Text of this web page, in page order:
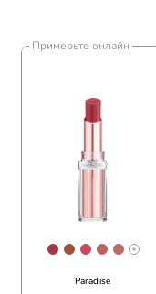
Примерьте онлайн
[Color]: #a93647
[Color]:
[Color]:
[Color]:
Paradise